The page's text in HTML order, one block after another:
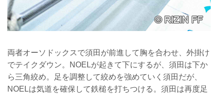
両者オーソドックスで須田が前進して胸を合わせ、外掛け
でテイクダウン。NOELが起きて下にするが、須田は下か
ら三角絞め。足を調整して絞めを強めていく須田だが、
NOELは気道を確保して鉄槌を打ちつける。須田は再度足